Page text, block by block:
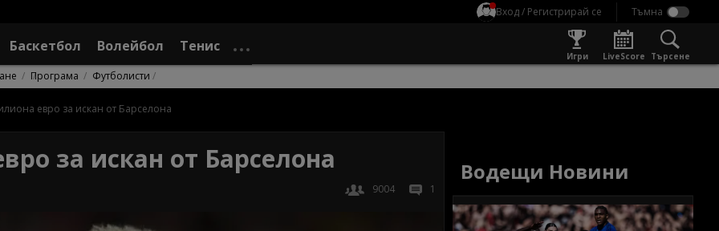
Вход / Регистрирай се
Баскетбол Волейбол Тенис
Игри LiveScore Търсене
Програма Футболисти
евро за искан от Барселона
за искан от Барселона
9004 1
Водещи Новини